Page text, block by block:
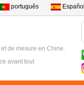
português Español
de mesure en Chine.
avant tout